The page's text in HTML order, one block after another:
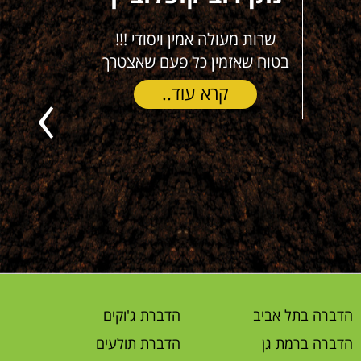
שרות מעולה אמין ויסודי !!!
בטוח שאזמין כל פעם שאצטרך
קרא עוד..
משתמש
(חיצוני
תמורה
הדברה בתל אביב
הדברה ברמת גן
הדברת ג'וקים
הדברת תולעים